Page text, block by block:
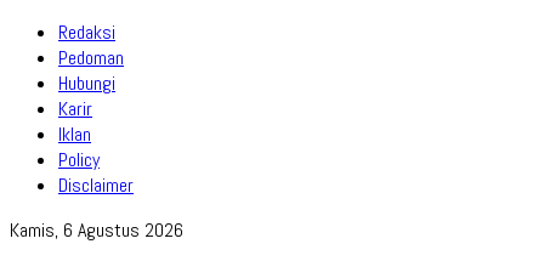
Redaksi
Pedoman
Hubungi
Karir
Iklan
Policy
Disclaimer
Kamis, 6 Agustus 2026